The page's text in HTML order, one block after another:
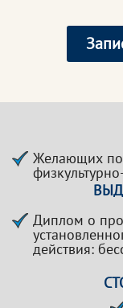
Желающих
Диплом о
действия: